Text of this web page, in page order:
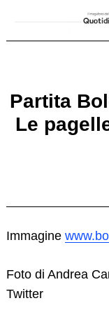
Partita
Le
Immagine
Foto di Andrea
Twitter